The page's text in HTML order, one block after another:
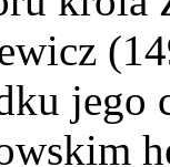
jego